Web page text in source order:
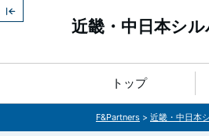
近畿・中日本シ
トップ
F&Partners > 近畿・中日本